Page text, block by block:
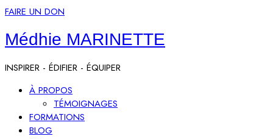
FAIRE UN DON
Médhie
MARINETTE
Médhie MARINETTE
INSPIRER - ÉDIFIER - ÉQUIPER
À PROPOS
TÉMOIGNAGES
FORMATIONS
BLOG